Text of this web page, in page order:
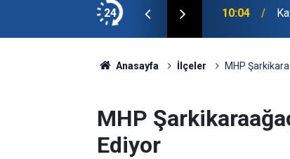
24 10:04
Anasayfa İlçeler MHP
MHP
Ediyor